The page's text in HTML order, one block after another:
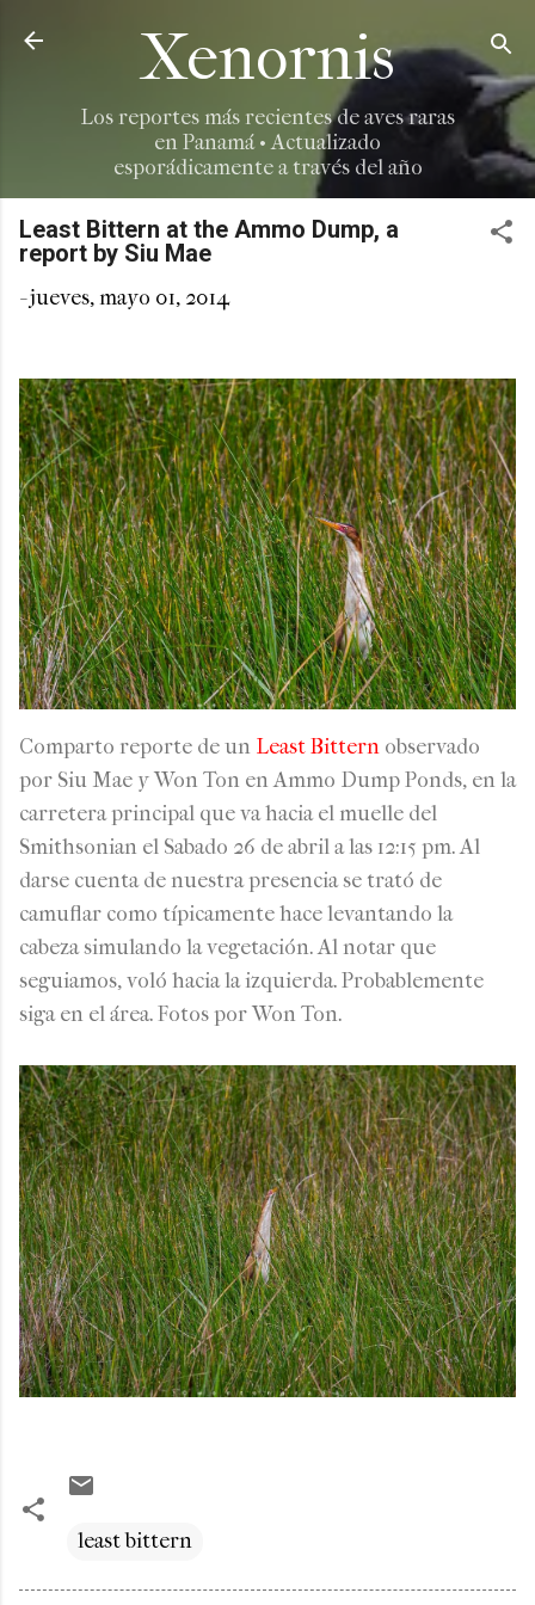
Ir al contenido principal
Xenornis
Los reportes más recientes de aves raras
en Panamá • Actualizado
esporádicamente a través del año
Least Bittern at the Ammo Dump, a
report by Siu Mae
-jueves, mayo 01, 2014
Comparto reporte de un Least Bittern observado
por Siu Mae y Won Ton en Ammo Dump Ponds, en la
carretera principal que va hacia el muelle del
Smithsonian el Sabado 26 de abril a las 12:15 pm. Al
darse cuenta de nuestra presencia se trató de
camuflar como típicamente hace levantando la
cabeza simulando la vegetación. Al notar que
seguiamos, voló hacia la izquierda. Probablemente
siga en el área. Fotos por Won Ton.
least bittern